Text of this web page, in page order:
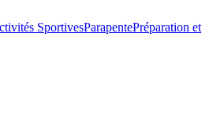
SportivesParapentePréparation et